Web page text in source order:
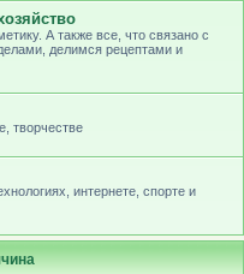
А также все, что связано с
делимся рецептами и
творчестве
интернете, спорте и